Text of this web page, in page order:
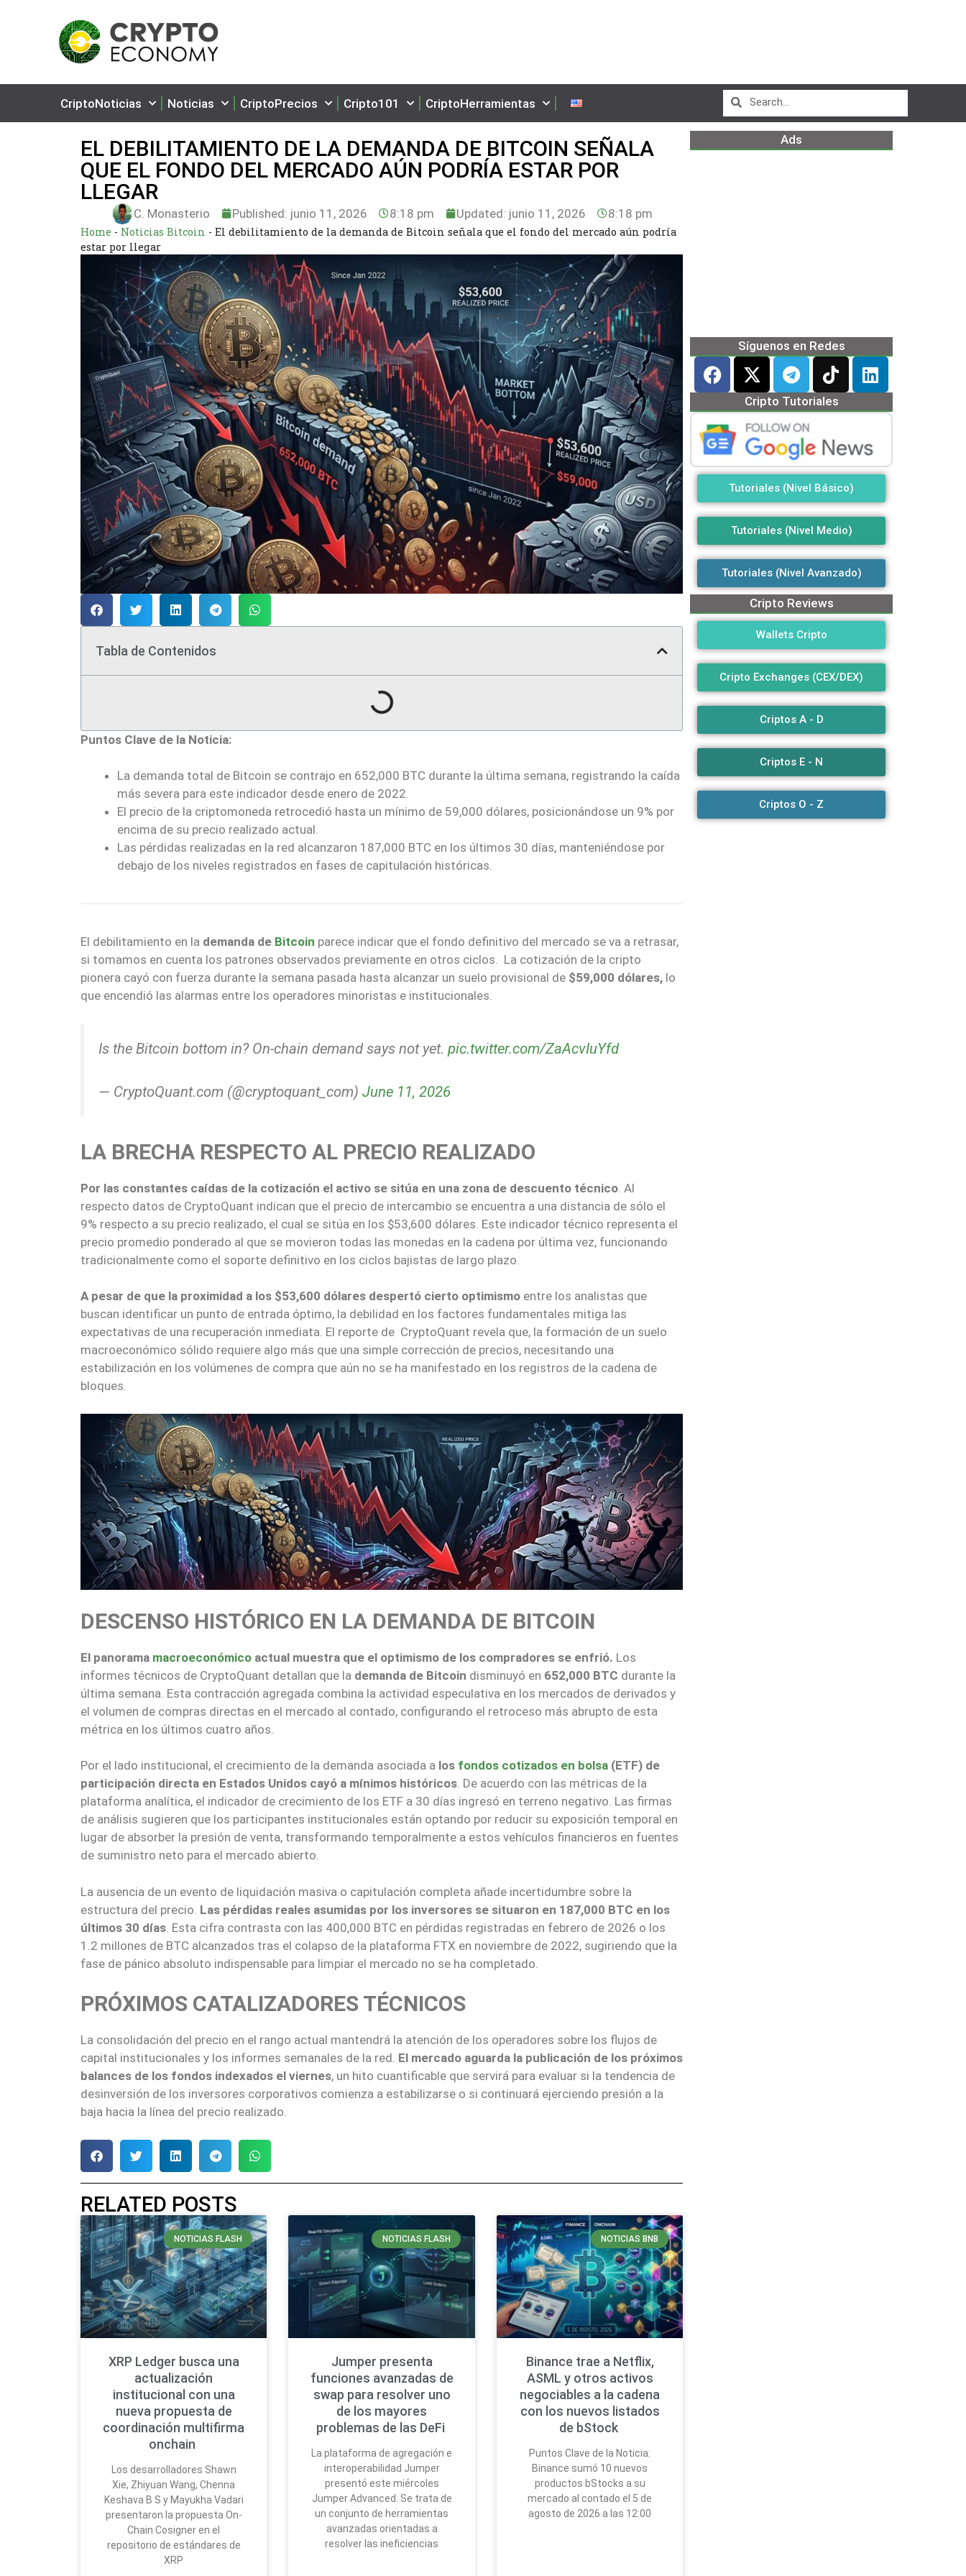
CriptoNoticias Noticias CriptoPrecios Cripto101 CriptoHerramientas
EL DEBILITAMIENTO DE LA DEMANDA DE BITCOIN SEÑALA
QUE EL FONDO DEL MERCADO AÚN PODRÍA ESTAR POR
LLEGAR
C. Monasterio Published: junio 11, 2026 8:18 pm Updated: junio 11, 2026 8:18 pm
Home - Noticias Bitcoin - El debilitamiento de la demanda de Bitcoin señala que el fondo del mercado aún podría
estar por llegar
Tabla de Contenidos
Puntos Clave de la Noticia:
La demanda total de Bitcoin se contrajo en 652,000 BTC durante la última semana, registrando la caída
más severa para este indicador desde enero de 2022.
El precio de la criptomoneda retrocedió hasta un mínimo de 59,000 dólares, posicionándose un 9% por
encima de su precio realizado actual.
Las pérdidas realizadas en la red alcanzaron 187,000 BTC en los últimos 30 días, manteniéndose por
debajo de los niveles registrados en fases de capitulación históricas.
El debilitamiento en la demanda de Bitcoin parece indicar que el fondo definitivo del mercado se va a retrasar,
si tomamos en cuenta los patrones observados previamente en otros ciclos. La cotización de la cripto
pionera cayó con fuerza durante la semana pasada hasta alcanzar un suelo provisional de $59,000 dólares, lo
que encendió las alarmas entre los operadores minoristas e institucionales.
Is the Bitcoin bottom in? On-chain demand says not yet. pic.twitter.com/ZaAcvIuYfd
— CryptoQuant.com (@cryptoquant_com) June 11, 2026
LA BRECHA RESPECTO AL PRECIO REALIZADO
Por las constantes caídas de la cotización el activo se sitúa en una zona de descuento técnico . Al
respecto datos de CryptoQuant indican que el precio de intercambio se encuentra a una distancia de sólo el
9% respecto a su precio realizado, el cual se sitúa en los $53,600 dólares. Este indicador técnico representa el
precio promedio ponderado al que se movieron todas las monedas en la cadena por última vez, funcionando
tradicionalmente como el soporte definitivo en los ciclos bajistas de largo plazo.
A pesar de que la proximidad a los $53,600 dólares despertó cierto optimismo entre los analistas que
buscan identificar un punto de entrada óptimo, la debilidad en los factores fundamentales mitiga las
expectativas de una recuperación inmediata. El reporte de CryptoQuant revela que, la formación de un suelo
macroeconómico sólido requiere algo más que una simple corrección de precios, necesitando una
estabilización en los volúmenes de compra que aún no se ha manifestado en los registros de la cadena de
bloques.
DESCENSO HISTÓRICO EN LA DEMANDA DE BITCOIN
El panorama macroeconómico actual muestra que el optimismo de los compradores se enfrió. Los
informes técnicos de CryptoQuant detallan que la demanda de Bitcoin disminuyó en 652,000 BTC durante la
última semana. Esta contracción agregada combina la actividad especulativa en los mercados de derivados y
el volumen de compras directas en el mercado al contado, configurando el retroceso más abrupto de esta
métrica en los últimos cuatro años.
Por el lado institucional, el crecimiento de la demanda asociada a los fondos cotizados en bolsa (ETF) de
participación directa en Estados Unidos cayó a mínimos históricos. De acuerdo con las métricas de la
plataforma analítica, el indicador de crecimiento de los ETF a 30 días ingresó en terreno negativo. Las firmas
de análisis sugieren que los participantes institucionales están optando por reducir su exposición temporal en
lugar de absorber la presión de venta, transformando temporalmente a estos vehículos financieros en fuentes
de suministro neto para el mercado abierto.
La ausencia de un evento de liquidación masiva o capitulación completa añade incertidumbre sobre la
estructura del precio. Las pérdidas reales asumidas por los inversores se situaron en 187,000 BTC en los
últimos 30 días . Esta cifra contrasta con las 400,000 BTC en pérdidas registradas en febrero de 2026 o los
1.2 millones de BTC alcanzados tras el colapso de la plataforma FTX en noviembre de 2022, sugiriendo que la
fase de pánico absoluto indispensable para limpiar el mercado no se ha completado.
PRÓXIMOS CATALIZADORES TÉCNICOS
La consolidación del precio en el rango actual mantendrá la atención de los operadores sobre los flujos de
capital institucionales y los informes semanales de la red. El mercado aguarda la publicación de los próximos
balances de los fondos indexados el viernes, un hito cuantificable que servirá para evaluar si la tendencia de
desinversión de los inversores corporativos comienza a estabilizarse o si continuará ejerciendo presión a la
baja hacia la línea del precio realizado.
RELATED POSTS
NOTICIAS FLASH
XRP Ledger busca una
actualización
institucional con una
nueva propuesta de
coordinación multifirma
onchain
Los desarrolladores Shawn
Xie, Zhiyuan Wang, Chenna
Keshava B S y Mayukha Vadari
presentaron la propuesta On-
Chain Cosigner en el
repositorio de estándares de
XRP
NOTICIAS FLASH
Jumper presenta
funciones avanzadas de
swap para resolver uno
de los mayores
problemas de las DeFi
La plataforma de agregación e
interoperabilidad Jumper
presentó este miércoles
Jumper Advanced. Se trata de
un conjunto de herramientas
avanzadas orientadas a
resolver las ineficiencias
NOTICIAS BNB
Binance trae a Netflix,
ASML y otros activos
negociables a la cadena
con los nuevos listados
de bStock
Puntos Clave de la Noticia:
Binance sumó 10 nuevos
productos bStocks a su
mercado al contado el 5 de
agosto de 2026 a las 12:00
Ads
Síguenos en Redes
Cripto Tutoriales
Tutoriales (Nivel Básico)
Tutoriales (Nivel Medio)
Tutoriales (Nivel Avanzado)
Cripto Reviews
Wallets Cripto
Cripto Exchanges (CEX/DEX)
Criptos A - D
Criptos E - N
Criptos O - Z